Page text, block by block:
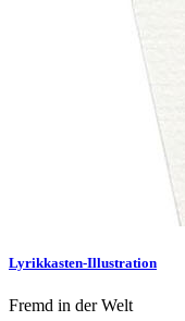
Lyrikkasten-Illustration
Fremd in der Welt